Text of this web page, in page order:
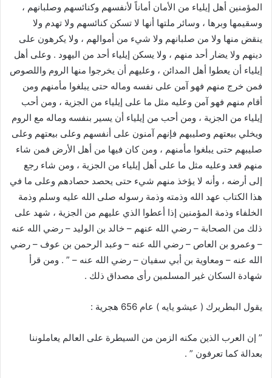
المؤمنين أهل إيلياء من الأمان أماناً لأنفسهم وكنائسهم وصلبانهم ،
وسقيمها وبرها ، وسائر ملتها أنها لا تسكن كنائسهم ولا تهدم ولا
ينقض منها ولا من صلبانهم ولا شيء من أموالهم ، ولا يكرهون على
دينهم ولا يضار أحد منهم ، ولا يسكن إيلياء أحد من اليهود . وعلى أهل
إيلياء أن يعطوا أهل المدائن ، وعليهم أن يخرجوا منها الروم واللصوص
فمن خرج منهم فهو آمن على نفسه وماله حتى يبلغوا مأمنهم ومن
أقام منهم فهو آمن وعليه مثل ما على إيلياء من الجزية ، ومن أحب
إيلياء من الجزية ، ومن أحب من إيلياء أن يسير بنفسه وماله مع الروم
ويخلي بيعتهم وصليبهم فإنهم آمنون على أنفسهم وعلى بيعتهم وعلى
صليبهم حتى يبلغوا مأمنهم ، ومن كان فيها من أهل الأرض فمن شاء
منهم قعد وعليه مثل ما على أهل إيلياء من الجزية ، ومن شاء رجع
إلى أرضه ، وأنه لا يؤخذ منهم شيء حتى يحصد حصادهم وعلى ما في
هذا الكتاب عهد الله وذمته وذمة رسوله صلى الله عليه وسلم وذمة
الخلفاء وذمة المؤمنين إذا أعطوا الذي عليهم من الجزية ، شهد على
ذلك من الصحابة – رضي الله عنهم – خالد بن الوليد – رضي الله عنه
– وعمرو بن العاص – رضي الله عنه – وعبد الرحمن بن عوف – رضي
الله عنه – ومعاوية بن أبي سفيان – رضي الله عنه – ” . ومن قرأ
شهادة السكان غير المسلمين رأى مصداق ذلك .
يقول البطريرك ( عيشو يايه ) عام 656 هجرية :
” إن العرب الذين مكنه الزمن من السيطرة على العالم يعاملوننا
بعدالة كما تعرفون ” .